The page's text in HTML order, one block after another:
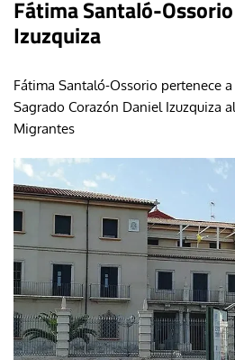
Fátima Santaló-
Izuzquiza
Fátima Santaló-Ossorio pertenece
Sagrado Corazón Daniel Izuzquiza
Migrantes